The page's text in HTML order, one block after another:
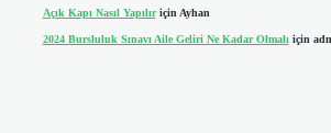
Açık Kapı Nasıl Yapılıriçin Ayhan
2024 Bursluluk Sınavı Aile Geliri Ne Kadar Olmalıiçin